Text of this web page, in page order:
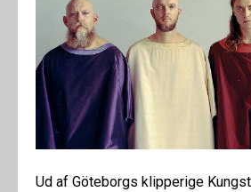
Ud af Göteborgs klipperige